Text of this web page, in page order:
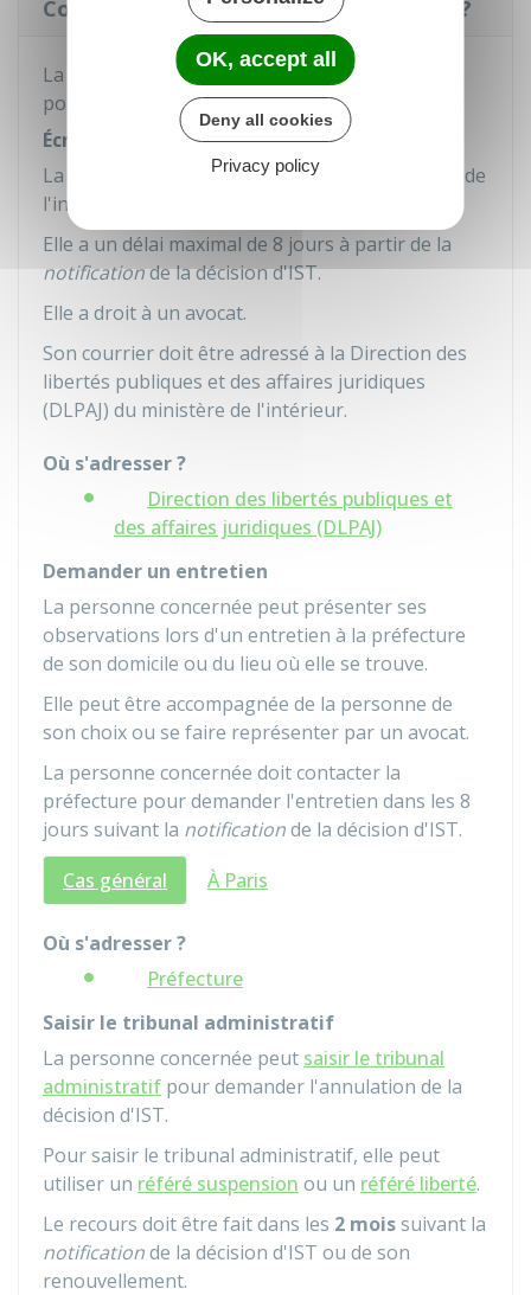
Comment contester une décision d'IST ?
La personne concernée a plusieurs possibilités
pour contester la décision d'IST.
Écrire au ministère de l'intérieur
La personne concernée peut écrire au ministre de
l'intérieur pour présenter ses observations.
Elle a un délai maximal de 8 jours à partir de la
notificationde la décision d'IST.
Elle a droit à un avocat.
Son courrier doit être adressé à la Direction des
libertés publiques et des affaires juridiques
(DLPAJ) du ministère de l'intérieur.
Où s'adresser ?
Direction des libertés publiques et
des affaires juridiques (DLPAJ)
Demander un entretien
La personne concernée peut présenter ses
observations lors d'un entretien à la préfecture
de son domicile ou du lieu où elle se trouve.
Elle peut être accompagnée de la personne de
son choix ou se faire représenter par un avocat.
La personne concernée doit contacter la
préfecture pour demander l'entretien dans les 8
jours suivant la notificationde la décision d'IST.
Cas général
À Paris
Où s'adresser ?
Préfecture
Saisir le tribunal administratif
La personne concernée peut saisir le tribunal
administratif pour demander l'annulation de la
décision d'IST.
Pour saisir le tribunal administratif, elle peut
utiliser un référé suspension ou un référé liberté.
Le recours doit être fait dans les 2 moissuivant la
notificationde la décision d'IST ou de son
renouvellement.
OK, accept all
Deny all cookies
Privacy policy